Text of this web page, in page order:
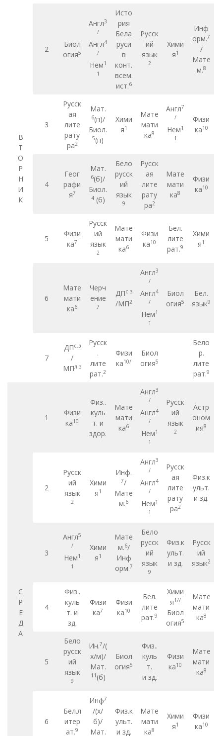
В
Т
О
Р
Н
И
К
2
Биол
огия5
Англ3
/
Англ4
/
Нем1
1
Исто
рия
Бела
руси
в
конт.
всем.
ист.6
Русск
ий
язык
2
Хими
я1
Инф
орм.7
/
Мате
м.8
3
Русск
ая
лите
рату
ра2
Мат.
6(п)/
Биол.
5(п)
Хими
я1
Мате
мати
ка8
Англ7
/
Нем1
1
Физи
ка10
4
Геог
рафи
я7
Мат.
6(б)/
Биол.
4(б)
Бело
русск
ий
язык
9
Русск
ая
лите
рату
ра2
Мате
мати
ка8
Физи
ка10
5
Физи
ка7
Русск
ий
язык
2
Мате
мати
ка6
Физи
ка10
Бел.
лите
рат.9
Хими
я1
6
Мате
мати
ка6
Черч
ение
7
ДПс.з
/МП2
Англ3
/
Англ4
/
Нем1
1
Биол
огия5
Бел.
язык9
7
ДПс.з
/
МПл.з
Русск
.
лите
рат.2
Физи
ка10/
Биол
огия5
Бело
р.
лите
рат.9
С
Р
Е
Д
А
1
Физи
ка10
Физ..
куль
т. и
здор.
Мате
мати
ка6
Англ3
/
Англ4
/
Нем1
1
Русск
ий
язык
2
Астр
оном
ия8
2
Русск
ий
язык
2
Хими
я1
Инф.
7/
Мате
м.6
Англ3
/
Англ4
/
Нем1
1
Русск
ая
лите
рату
ра2
Физ.к
ульт.
и зд.
3
Англ5
/
Нем1
1
Хими
я1
Мате
м.6/
Инф
орм.7
Бело
русск
ий
язык
9
Физ.к
ульт.
и зд.
Русск
ий
язык2
4
Физ..
куль
т. и
зд.
Физи
ка7
Физи
ка10
Бел.
лите
рат.9
Хими
я1//
Биол
огия5
Мате
мати
ка8
5
Бело
русск
ий
язык
9
Ин.7/(
х/м)/
Мат.
11 (б)
Биол
огия5
Физ..
куль
т.
и зд.
Физи
ка10
Мате
мати
ка8
6
Бел.л
итер
ат.9
Инф7
/(х/
б)/
Мат.
Физ.к
ульт.
и зд.
Мате
мати
ка8
Хими
я1
Физи
ка10